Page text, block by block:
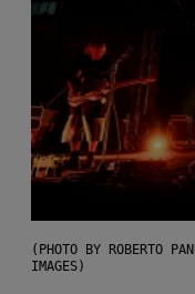
(PHOTO BY ROBERTO
IMAGES)